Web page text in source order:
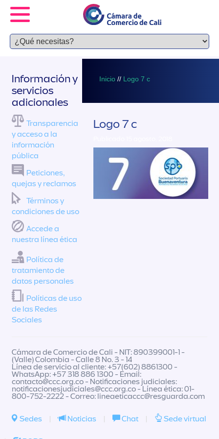
Inicio // Logo 7 c
Logo 7 c
Información y
servicios
adicionales
Transparencia
y acceso a la
información
pública
Peticiones,
quejas y reclamos
Términos y
condiciones de uso
Accede a
nuestra línea ética
Política de
tratamiento de
datos personales
Políticas de uso
de las Redes
Sociales
Cámara de Comercio de Cali - NIT: 890399001-1 -
(Valle) Colombia - Calle 8 No. 3 - 14
Línea de servicio al cliente: +57(602) 8861300 -
WhatsApp: +57 318 886 1300 - Email:
contacto@ccc.org.co- Notificaciones judiciales:
notificacionesjudiciales@ccc.org.co- Línea ética: 01-
800-752-2222 - Correo: lineaeticaccc@resguarda.com
Sedes | Noticias | Chat | Sede virtual